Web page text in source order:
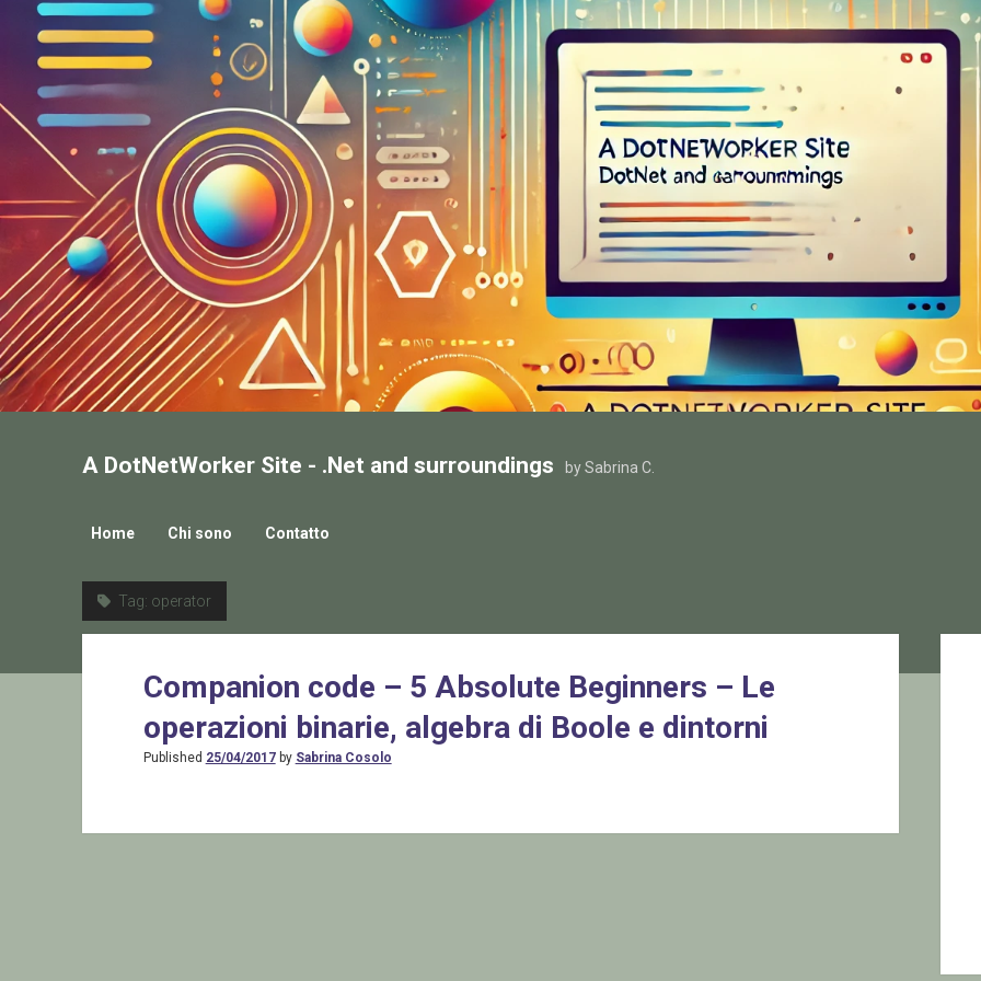
A DotNetWorker Site - .Net and surroundings by Sabrina C.
Home Chi sono Contatto
Tag: operator
Companion code – 5 Absolute Beginners – Le
operazioni binarie, algebra di Boole e dintorni
Published 25/04/2017by Sabrina Cosolo